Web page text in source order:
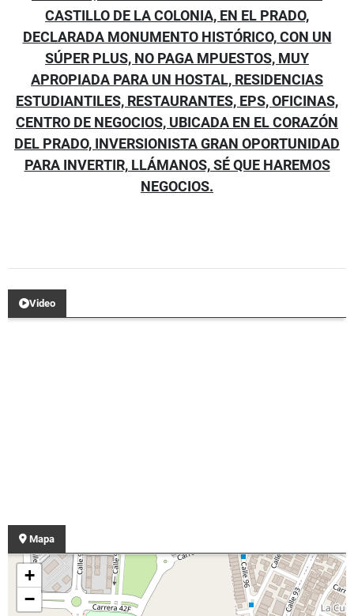
CASTILLO DE LA COLONIA, EN EL PRADO,
DECLARADA MONUMENTO HISTÓRICO, CON UN
SÚPER PLUS, NO PAGA MPUESTOS, MUY
APROPIADA PARA UN HOSTAL, RESIDENCIAS
ESTUDIANTILES, RESTAURANTES, EPS, OFICINAS,
CENTRO DE NEGOCIOS, UBICADA EN EL CORAZÓN
DEL PRADO, INVERSIONISTA GRAN OPORTUNIDAD
PARA INVERTIR, LLÁMANOS, SÉ QUE HAREMOS
NEGOCIOS.
Video
Mapa
+
−